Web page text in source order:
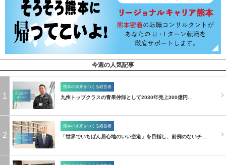
今週の人気記事
1
熊本の未来をつくる経営者
九州トップクラスの青果仲卸として2030年売上300億円…
2
熊本の未来をつくる経営者
「世界でいちばん居心地のいい空港」を目指し、前例のないチ…